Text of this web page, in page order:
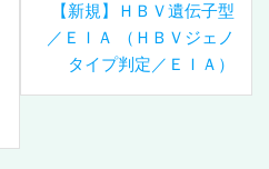
【新規】ＨＢＶ遺伝子型
／ＥＩＡ （ＨＢＶジェノ
タイプ判定／ＥＩＡ）